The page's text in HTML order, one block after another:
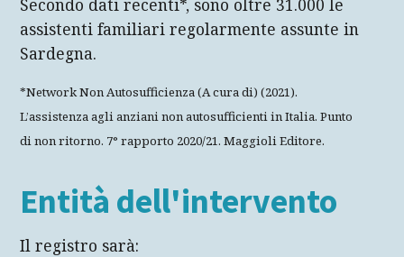
assistenti familiari regolarmente assunte in
Sardegna.
*Network Non Autosufficienza (A cura di) (2021).
L’assistenza agli anziani non autosufficienti in Italia. Punto
di non ritorno. 7° rapporto 2020/21. Maggioli Editore.
Entità dell'intervento
Il registro sarà: